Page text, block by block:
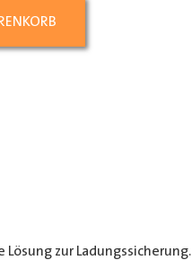
zur Ladungssicherung.